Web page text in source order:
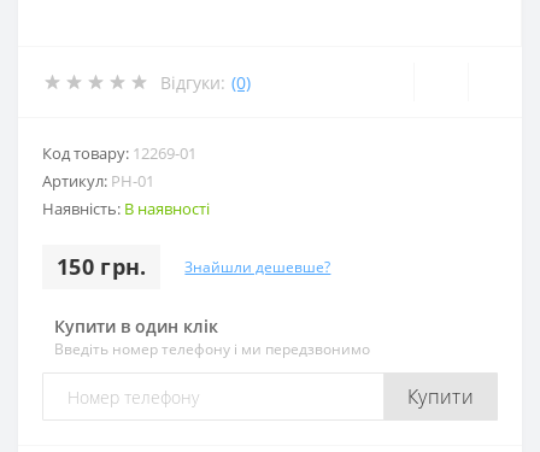
Відгуки: (0)
Код товару: 12269-01
Артикул: PH-01
Наявність: В наявності
150 грн. Знайшли дешевше?
Купити в один клік
Введіть номер телефону і ми передзвонимо
Купити